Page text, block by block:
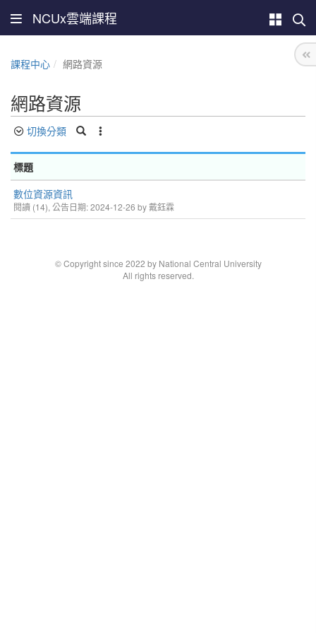
NCUx雲端課程
課程中心 網路資源
網路資源
切換分類
標題
數位資源資訊
閱讀 (14), 公告日期: 2024-12-26 by 戴鈺霖
© Copyright since 2022 by National Central University
All rights reserved.